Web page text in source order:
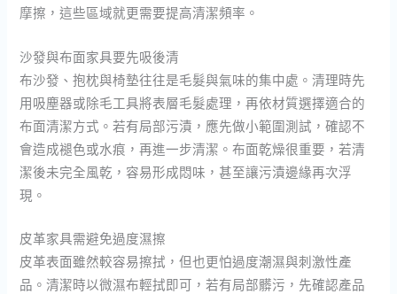
摩擦，這些區域就更需要提高清潔頻率。
沙發與布面家具要先吸後清
布沙發、抱枕與椅墊往往是毛髮與氣味的集中處。清理時先
用吸塵器或除毛工具將表層毛髮處理，再依材質選擇適合的
布面清潔方式。若有局部污漬，應先做小範圍測試，確認不
會造成褪色或水痕，再進一步清潔。布面乾燥很重要，若清
潔後未完全風乾，容易形成悶味，甚至讓污漬邊緣再次浮
現。
皮革家具需避免過度濕擦
皮革表面雖然較容易擦拭，但也更怕過度潮濕與刺激性產
品。清潔時以微濕布輕拭即可，若有局部髒污，先確認產品